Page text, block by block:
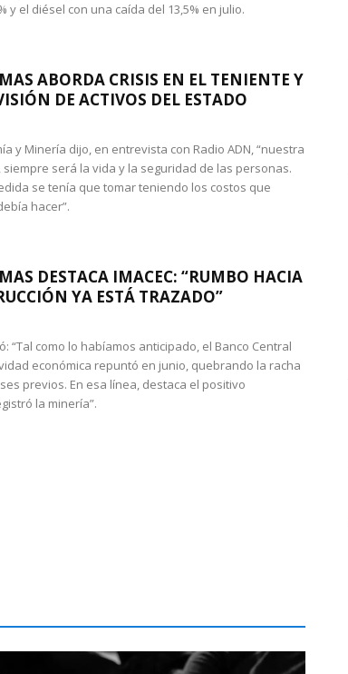
y el diésel con una caída del 13,5% en julio.
ABORDA CRISIS EN EL TENIENTE Y
DE ACTIVOS DEL ESTADO
y Minería dijo, en entrevista con Radio ADN, “nuestra
será la vida y la seguridad de las personas.
se tenía que tomar teniendo los costos que
hacer”.
DESTACA IMACEC: “RUMBO HACIA
YA ESTÁ TRAZADO”
“Tal como lo habíamos anticipado, el Banco Central
económica repuntó en junio, quebrando la racha
previos. En esa línea, destaca el positivo
la minería”.